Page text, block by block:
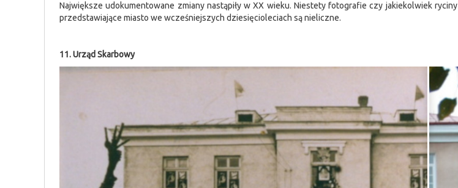
Największe udokumentowane zmiany nastąpiły w XX wieku. Niestety fotografie czy jakiekolwiek ryciny
przedstawiające miasto we wcześniejszych dziesięcioleciach są nieliczne.
11. Urząd Skarbowy